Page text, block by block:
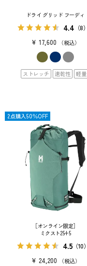
ドライ グリッド フーディ
4.4 （8）
¥ 17,600 税込
ストレッチ 速乾性 軽量
［オンライン限定］
ミクスト25+5
4.5 （10）
¥ 24,200 税込
限定
2点購入50％OFF